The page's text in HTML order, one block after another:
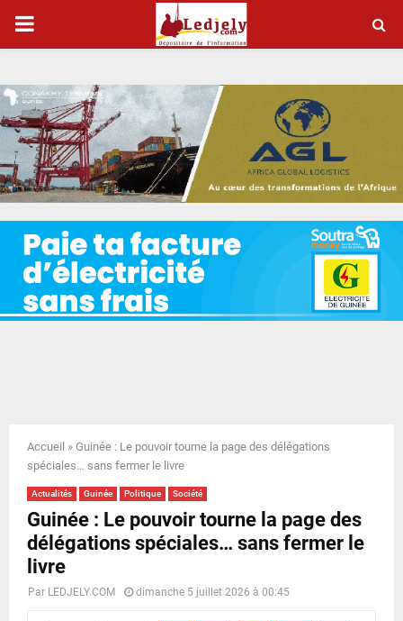
P
I
M
A
R
Y
N
U
Accueil » Guinée : Le pouvoir tourne la page des délégations
spéciales… sans fermer le livre
Actualités Guinée Politique Société
Guinée : Le pouvoir tourne la page des
délégations spéciales… sans fermer le
livre
Par LEDJELY.COM dimanche 5 juillet 2026 à 00:45